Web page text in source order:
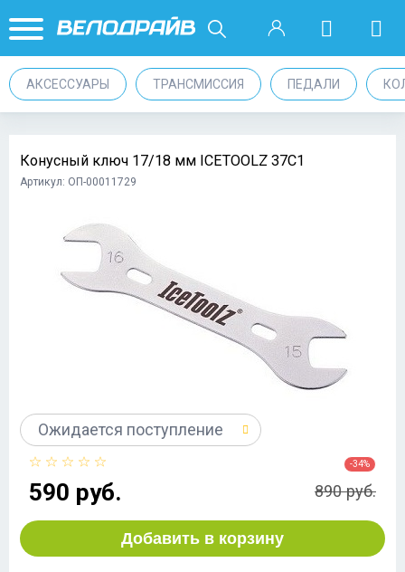
АКСЕССУАРЫ ТРАНСМИССИЯ ПЕДАЛИ
Конусный ключ 17/18 мм ICETOOLZ 37C1
Артикул: ОП-00011729
Ожидается поступление
590 руб.
-34%
890 руб.
Добавить в корзину